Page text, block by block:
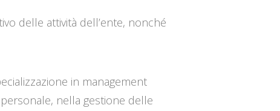
delle attività dell’ente, nonché
in management
nella gestione delle